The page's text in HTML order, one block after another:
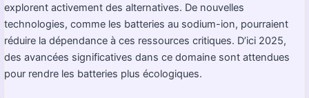
explorent activement des alternatives. De nouvelles
technologies, comme les batteries au sodium-ion, pourraient
réduire la dépendance à ces ressources critiques. D’ici 2025,
des avancées significatives dans ce domaine sont attendues
pour rendre les batteries plus écologiques.